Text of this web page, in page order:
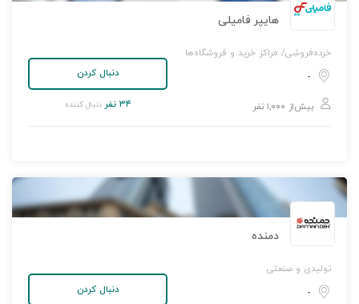
هایپر فامیلی
خرده‌فروشی/ مراکز خرید و فروشگاه‌ها
-
بیش‌از ۱,۰۰۰ نفر
دنبال کردن
۳۴ نفر دنبال کننده
دمنده
تولیدی و صنعتی
- دنبال کردن